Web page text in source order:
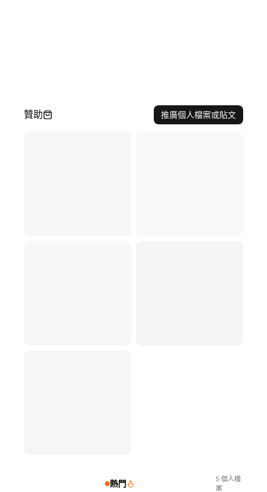
贊助 推廣個人檔案或貼文
熱門 5 個人檔
案